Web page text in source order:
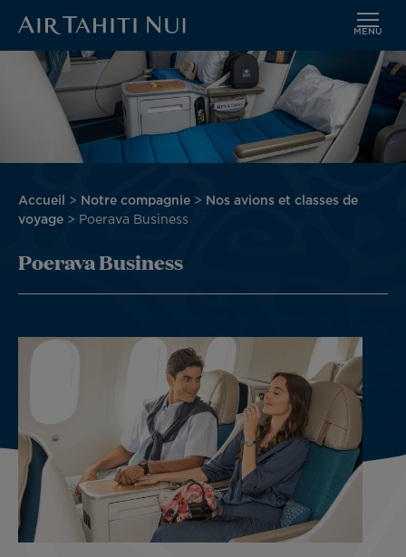
MENU
Fil
d'Ariane
Accueil Notre compagnie
Nos avions et classes de
voyage
Poerava Business
Poerava Business